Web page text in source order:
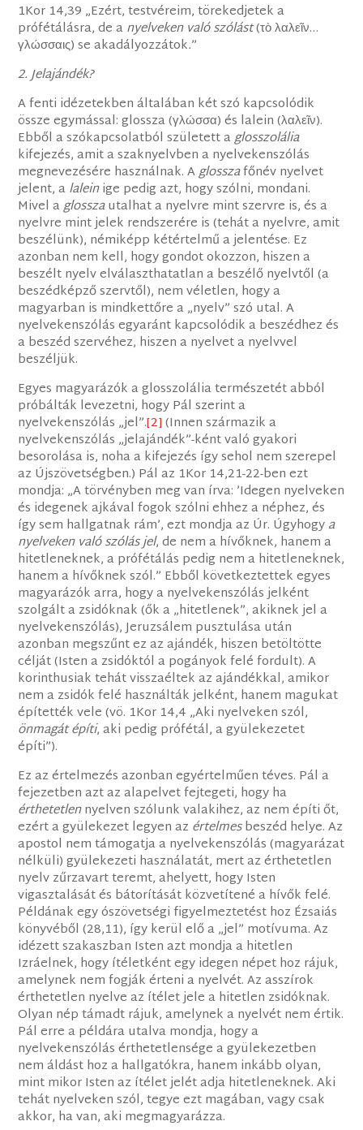
1Kor 14,39 „Ezért, testvéreim, törekedjetek a
prófétálásra, de anyelveken való szólást(τὸ λαλεῖν…
γλώσσαις) se akadályozzátok.”
2. Jelajándék?
A fenti idézetekben általában két szó kapcsolódik
össze egymással: glossza (γλώσσα) és lalein (λαλεῖν).
Ebből a szókapcsolatból született aglosszolália
kifejezés, amit a szaknyelvben a nyelvekenszólás
megnevezésére használnak. Aglosszafőnév nyelvet
jelent, alaleinige pedig azt, hogy szólni, mondani.
Mivel aglosszautalhat a nyelvre mint szervre is, és a
nyelvre mint jelek rendszerére is (tehát a nyelvre, amit
beszélünk), némiképp kétértelmű a jelentése. Ez
azonban nem kell, hogy gondot okozzon, hiszen a
beszélt nyelv elválaszthatatlan a beszélő nyelvtől (a
beszédképző szervtől), nem véletlen, hogy a
magyarban is mindkettőre a „nyelv” szó utal. A
nyelvekenszólás egyaránt kapcsolódik a beszédhez és
a beszéd szervéhez, hiszen a nyelvet a nyelvvel
beszéljük.
Egyes magyarázók a glosszolália természetét abból
próbálták levezetni, hogy Pál szerint a
nyelvekenszólás „jel”.[2](Innen származik a
nyelvekenszólás „jelajándék”-ként való gyakori
besorolása is, noha a kifejezés így sehol nem szerepel
az Újszövetségben.) Pál az 1Kor 14,21-22-ben ezt
mondja: „A törvényben meg van írva: ’Idegen nyelveken
és idegenek ajkával fogok szólni ehhez a néphez, és
így sem hallgatnak rám’, ezt mondja az Úr. Úgyhogya
nyelveken való szólás jel, de nem a hívőknek, hanem a
hitetleneknek, a prófétálás pedig nem a hitetleneknek,
hanem a hívőknek szól.” Ebből következtettek egyes
magyarázók arra, hogy a nyelvekenszólás jelként
szolgált a zsidóknak (ők a „hitetlenek”, akiknek jel a
nyelvekenszólás), Jeruzsálem pusztulása után
azonban megszűnt ez az ajándék, hiszen betöltötte
célját (Isten a zsidóktól a pogányok felé fordult). A
korinthusiak tehát visszaéltek az ajándékkal, amikor
nem a zsidók felé használták jelként, hanem magukat
építették vele (vö. 1Kor 14,4 „Aki nyelveken szól,
önmagát építi, aki pedig prófétál, a gyülekezetet
építi”).
Ez az értelmezés azonban egyértelműen téves. Pál a
fejezetben azt az alapelvet fejtegeti, hogy ha
érthetetlennyelven szólunk valakihez, az nem építi őt,
ezért a gyülekezet legyen az értelmesbeszéd helye. Az
apostol nem támogatja a nyelvekenszólás (magyarázat
nélküli) gyülekezeti használatát, mert az érthetetlen
nyelv zűrzavart teremt, ahelyett, hogy Isten
vigasztalását és bátorítását közvetítené a hívők felé.
Példának egy ószövetségi figyelmeztetést hoz Ézsaiás
könyvéből (28,11), így kerül elő a „jel” motívuma. Az
idézett szakaszban Isten azt mondja a hitetlen
Izráelnek, hogy ítéletként egy idegen népet hoz rájuk,
amelynek nem fogják érteni a nyelvét. Az asszírok
érthetetlen nyelve az ítélet jele a hitetlen zsidóknak.
Olyan nép támadt rájuk, amelynek a nyelvét nem értik.
Pál erre a példára utalva mondja, hogy a
nyelvekenszólás érthetetlensége a gyülekezetben
nem áldást hoz a hallgatókra, hanem inkább olyan,
mint mikor Isten az ítélet jelét adja hitetleneknek. Aki
tehát nyelveken szól, tegye ezt magában, vagy csak
akkor, ha van, aki megmagyarázza.